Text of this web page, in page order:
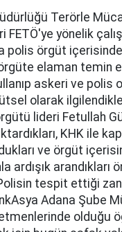
Terörle
FETÖ'ye yönelik
polis örgüt
elaman temin
askeri ve polis
olarak
lideri Fetullah
KHK ile
ve örgüt
ardışık arandıkları
tespit ettiği
Adana Şube
olduğu